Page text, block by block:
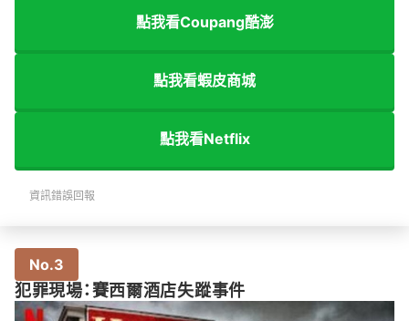
點我看Coupang酷澎
點我看蝦皮商城
點我看Netflix
資訊錯誤回報
No.3
犯罪現場：賽西爾酒店失蹤事件